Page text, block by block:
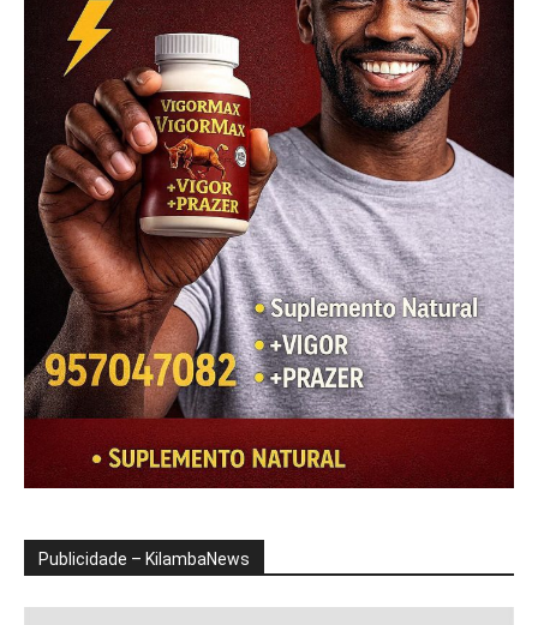
Publicidade – KilambaNews